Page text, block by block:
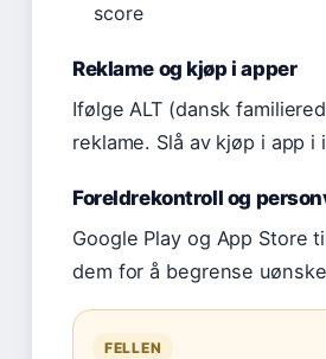
score
Reklame og kjøp i apper
Ifølge ALT (dansk
reklame. Slå av kjøp i app
Foreldrekontroll og
Google Play og App Store
dem for å begrense
FELLEN